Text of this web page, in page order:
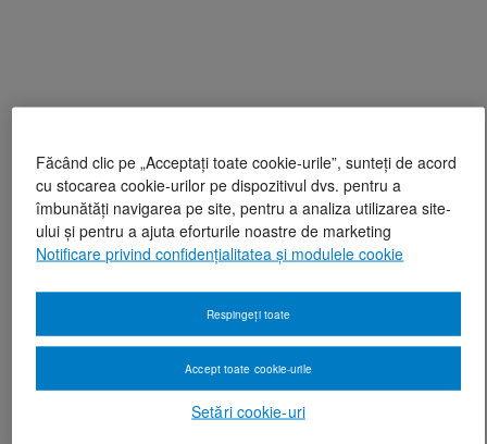
Făcând clic pe „Acceptați toate cookie-urile”, sunteți de acord
cu stocarea cookie-urilor pe dispozitivul dvs. pentru a
îmbunătăți navigarea pe site, pentru a analiza utilizarea site-
ului și pentru a ajuta eforturile noastre de marketing
Notificare privind confidențialitatea și modulele cookie
Setări cookie-uri
Respingeți toate
Accept toate cookie-urile